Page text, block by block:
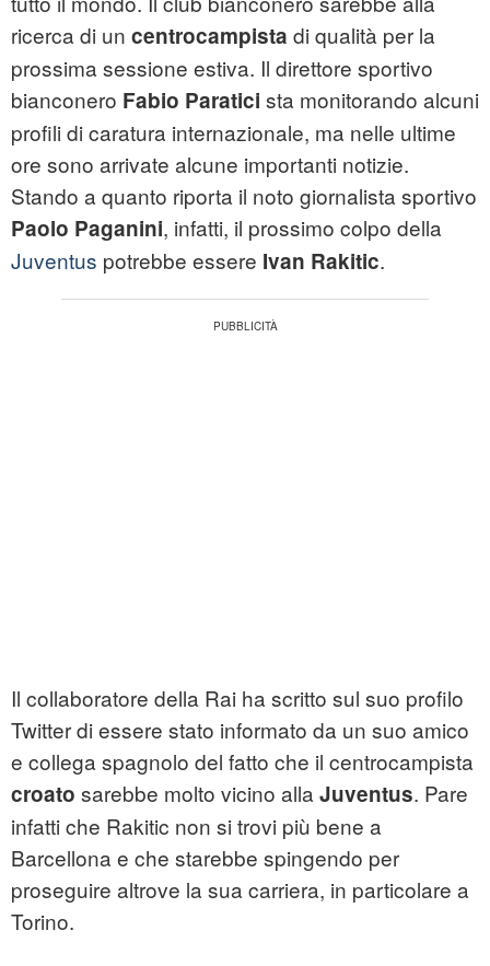
ricerca di un centrocampista di qualità per la
prossima sessione estiva. Il direttore sportivo
bianconero Fabio Paratici sta monitorando alcuni
profili di caratura internazionale, ma nelle ultime
ore sono arrivate alcune importanti notizie.
Stando a quanto riporta il noto giornalista sportivo
Paolo Paganini, infatti, il prossimo colpo della
Juventus potrebbe essere Ivan Rakitic.
Il collaboratore della Rai ha scritto sul suo profilo
Twitter di essere stato informato da un suo amico
e collega spagnolo del fatto che il centrocampista
croato sarebbe molto vicino alla Juventus. Pare
infatti che Rakitic non si trovi più bene a
Barcellona e che starebbe spingendo per
proseguire altrove la sua carriera, in particolare a
Torino.